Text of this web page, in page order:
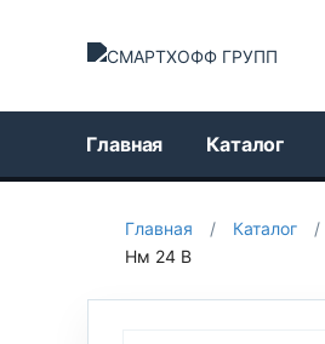
Главная Каталог
Главная / Каталог /
Нм 24 В